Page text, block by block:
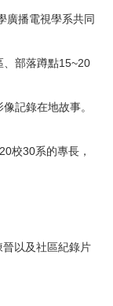
廣播電視學系共同
、部落蹲點15~20
記錄在地故事。
校30系的專長，
以及社區紀錄片